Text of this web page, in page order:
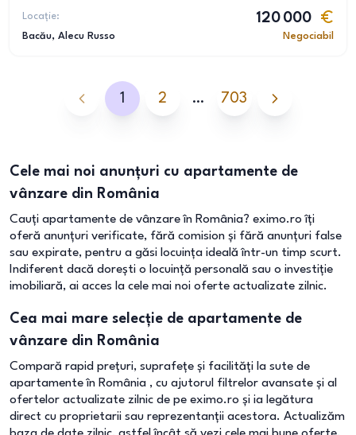
Locație:
Bacău, Alecu Russo
120 000
Negociabil
1 2 … 703
Cele mai noi anunțuri cu apartamente de
vânzare din România
Cauți apartamente de vânzare în România? eximo.ro îți
oferă anunțuri verificate, fără comision și fără anunțuri false
sau expirate, pentru a găsi locuința ideală într-un timp scurt.
Indiferent dacă dorești o locuință personală sau o investiție
imobiliară, ai acces la cele mai noi oferte actualizate zilnic.
Cea mai mare selecție de apartamente de
vânzare din România
Compară rapid prețuri, suprafețe și facilități la sute de
apartamente în România , cu ajutorul filtrelor avansate și al
ofertelor actualizate zilnic de pe eximo.ro și ia legătura
direct cu proprietarii sau reprezentanții acestora. Actualizăm